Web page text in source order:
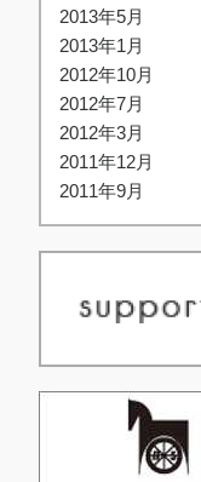
2013年5月
2013年1月
2012年10月
2012年7月
2012年3月
2011年12月
2011年9月